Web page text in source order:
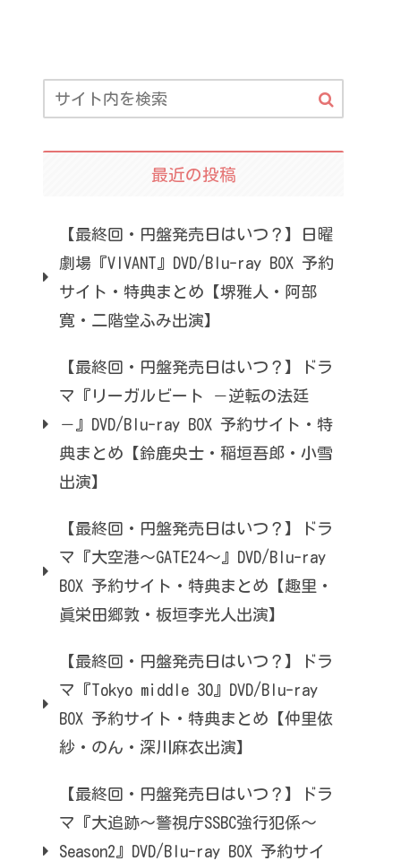
最近の投稿
【最終回・円盤発売日はいつ？】日曜
劇場『VIVANT』DVD/Blu-ray BOX 予約
サイト・特典まとめ【堺雅人・阿部
寛・二階堂ふみ出演】
【最終回・円盤発売日はいつ？】ドラ
マ『リーガルビート －逆転の法廷
－』DVD/Blu-ray BOX 予約サイト・特
典まとめ【鈴鹿央士・稲垣吾郎・小雪
出演】
【最終回・円盤発売日はいつ？】ドラ
マ『大空港～GATE24～』DVD/Blu-ray
BOX 予約サイト・特典まとめ【趣里・
眞栄田郷敦・板垣李光人出演】
【最終回・円盤発売日はいつ？】ドラ
マ『Tokyo middle 30』DVD/Blu-ray
BOX 予約サイト・特典まとめ【仲里依
紗・のん・深川麻衣出演】
【最終回・円盤発売日はいつ？】ドラ
マ『大追跡～警視庁SSBC強行犯係～
Season2』DVD/Blu-ray BOX 予約サイ